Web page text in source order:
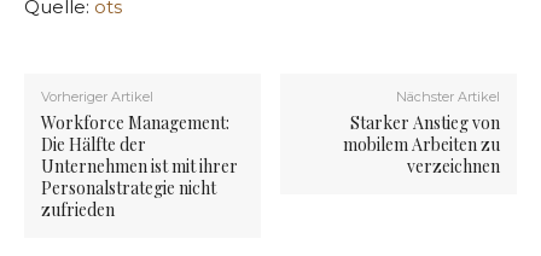
Quelle: ots
Vorheriger Artikel
Workforce Management:
Die Hälfte der
Unternehmen ist mit ihrer
Personalstrategie nicht
zufrieden
Nächster Artikel
Starker Anstieg von
mobilem Arbeiten zu
verzeichnen